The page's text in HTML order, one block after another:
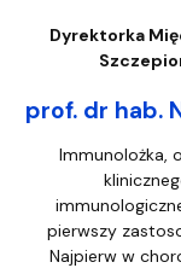
Dyrektorka
prof. dr hab.
Immunolożka,
pierwszy
Najpierw w